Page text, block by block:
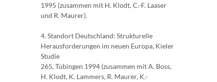
1995 (zusammen mit H. Klodt, C.-F. Laaser
und R. Maurer).
4. Standort Deutschland: Strukturelle
Herausforderungen im neuen Europa, Kieler
Studie
265, Tübingen 1994 (zusammen mit A. Boss,
H. Klodt, K. Lammers, R. Maurer, K.-